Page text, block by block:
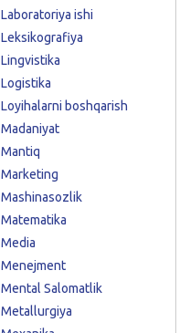
Laboratoriya ishi
Leksikografiya
Lingvistika
Logistika
Loyihalarni boshqarish
Madaniyat
Mantiq
Marketing
Mashinasozlik
Matematika
Media
Menejment
Mental Salomatlik
Metallurgiya